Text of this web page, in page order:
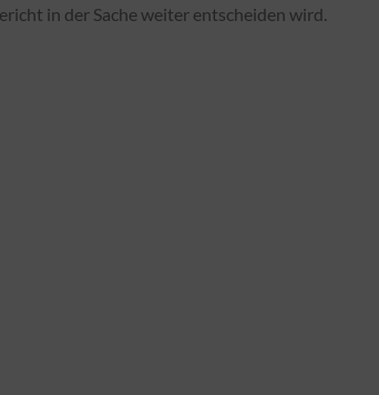
in der Sache weiter entscheiden wird.